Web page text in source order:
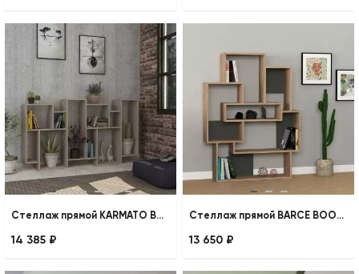
Стеллаж прямой KARMATO BOOKCASE
14 385 ₽
Стеллаж прямой BARCE BOOKCASE
13 650 ₽